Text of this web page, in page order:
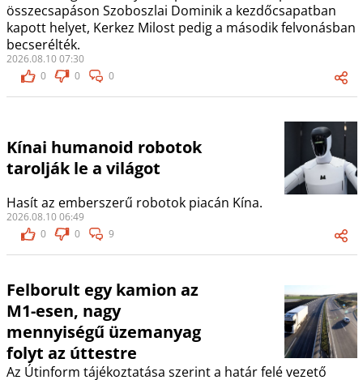
összecsapáson Szoboszlai Dominik a kezdőcsapatban
kapott helyet, Kerkez Milost pedig a második felvonásban
becserélték.
2026.08.10 07:30
0
0 0
Kínai humanoid robotok
tarolják le a világot
Hasít az emberszerű robotok piacán Kína.
2026.08.10 06:49
0
0 9
Felborult egy kamion az
M1-esen, nagy
mennyiségű üzemanyag
folyt az úttestre
Az Útinform tájékoztatása szerint a határ felé vezető